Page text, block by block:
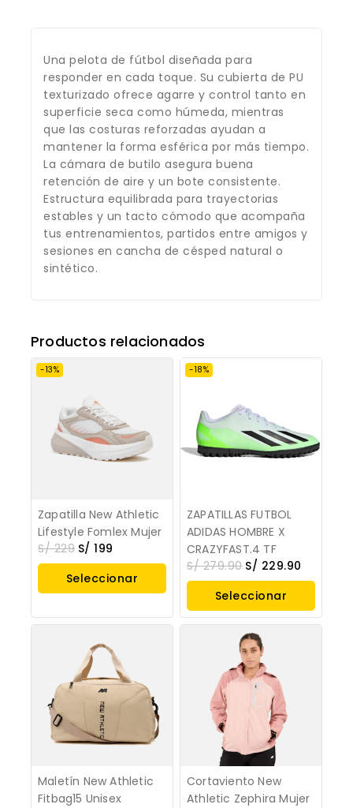
Una pelota de fútbol diseñada para
responder en cada toque. Su cubierta de PU
texturizado ofrece agarre y control tanto en
superficie seca como húmeda, mientras
que las costuras reforzadas ayudan a
mantener la forma esférica por más tiempo.
La cámara de butilo asegura buena
retención de aire y un bote consistente.
Estructura equilibrada para trayectorias
estables y un tacto cómodo que acompaña
tus entrenamientos, partidos entre amigos y
sesiones en cancha de césped natural o
sintético.
Productos relacionados
-13%
Zapatilla New Athletic
Lifestyle Fomlex Mujer
S/229 S/ 199
Seleccionar
-18%
ZAPATILLAS FUTBOL
ADIDAS HOMBRE X
CRAZYFAST.4 TF
S/279.90 S/ 229.90
Seleccionar
Opciones
Maletín New Athletic
Fitbag15 Unisex
Cortaviento New
Athletic Zephira Mujer